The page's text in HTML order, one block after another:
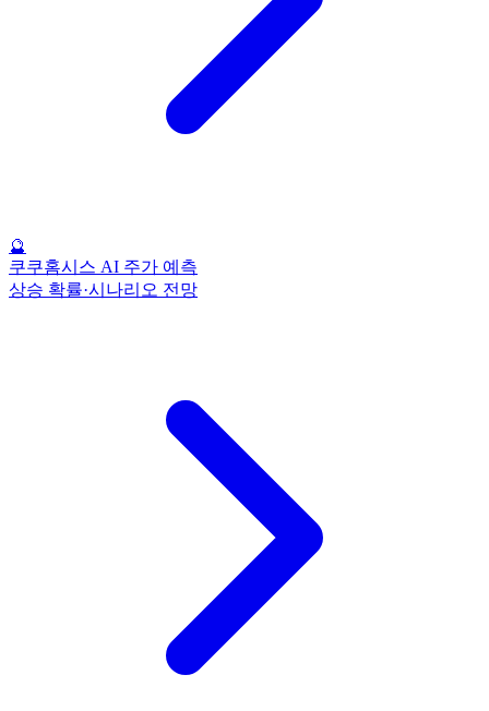
🔮
쿠쿠홈시스 AI 주가 예측
상승 확률·시나리오 전망